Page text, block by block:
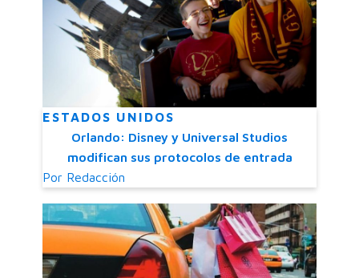
ESTADOS UNIDOS
Orlando: Disney y Universal Studios
modifican sus protocolos de entrada
Por Redacción